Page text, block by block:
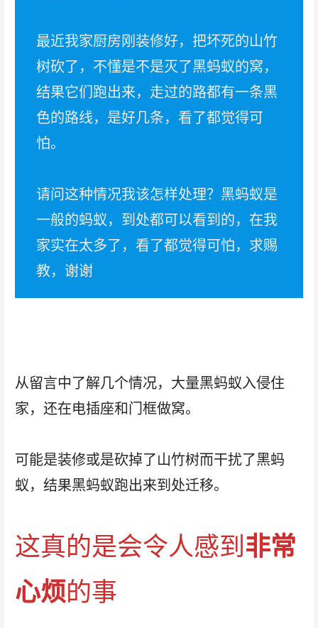
最近我家厨房刚装修好，把坏死的山竹
树砍了，不懂是不是灭了黑蚂蚁的窝，
结果它们跑出来，走过的路都有一条黑
色的路线，是好几条，看了都觉得可
怕。
请问这种情况我该怎样处理？黑蚂蚁是
一般的蚂蚁，到处都可以看到的，在我
家实在太多了，看了都觉得可怕，求赐
教，谢谢
从留言中了解几个情况，大量黑蚂蚁入侵住
家，还在电插座和门框做窝。
可能是装修或是砍掉了山竹树而干扰了黑蚂
蚁，结果黑蚂蚁跑出来到处迁移。
这真的是会令人感到非常
心烦的事